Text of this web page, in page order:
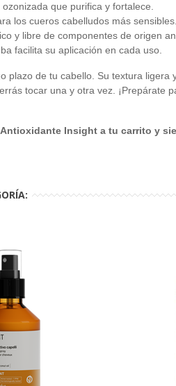
que purifica y fortalece.
los cueros cabelludos más sensibles.
y libre de componentes de origen
facilita su aplicación en cada uso.
plazo de tu cabello. Su textura ligera
tocar una y otra vez. ¡Prepárate
Insight a tu carrito y